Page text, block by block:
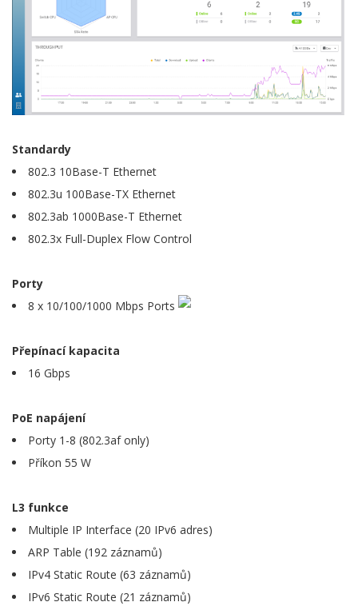
Standardy
802.3 10Base-T Ethernet
802.3u 100Base-TX Ethernet
802.3ab 1000Base-T Ethernet
802.3x Full-Duplex Flow Control
Porty
8 x 10/100/1000 Mbps Ports
Přepínací kapacita
16 Gbps
PoE napájení
Porty 1-8 (802.3af only)
Příkon 55 W
L3 funkce
Multiple IP Interface (20 IPv6 adres)
ARP Table (192 záznamů)
IPv4 Static Route (63 záznamů)
IPv6 Static Route (21 záznamů)